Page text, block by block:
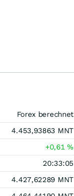
Forex berechnet
4.453,93863 MNT
+0,61%
20:33:05
4.427,62289 MNT